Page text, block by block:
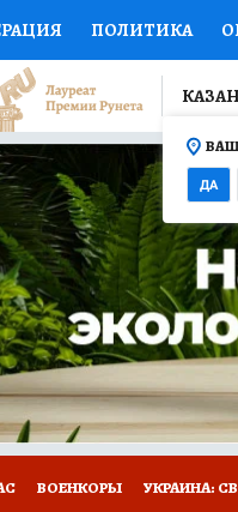
ПОЛИТИКА
СПОРТ КОЛУМНИСТЫ
ФИНАНСЫ
НА СПОРТ
ТЕЛЕВИЗОР
НОВОЕ НА САЙТЕ
ДА
ВОЕНКОРЫ УКРАИНА: